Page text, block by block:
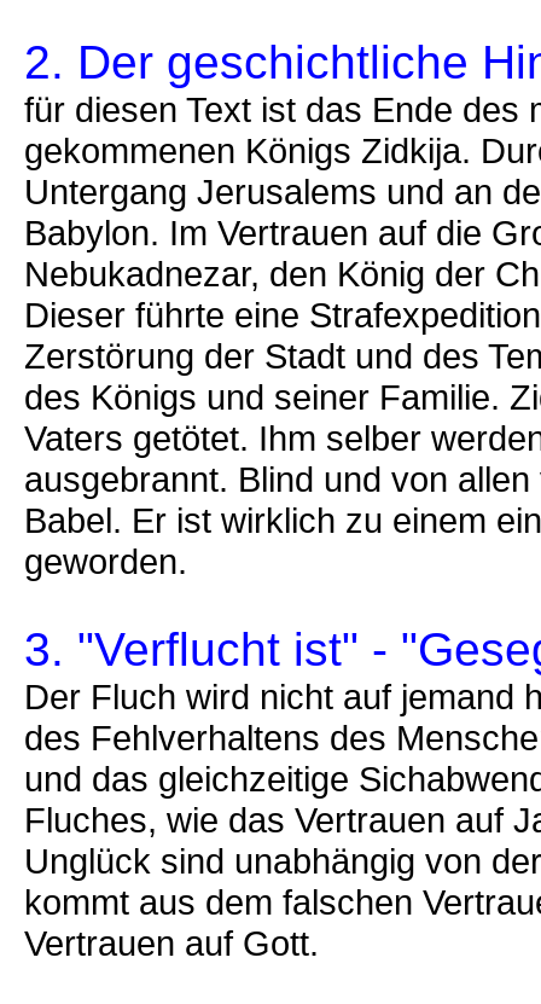
2. Der geschichtliche
für diesen Text ist das Ende des
gekommenen Königs Zidkija.
Untergang Jerusalems und an
Babylon. Im Vertrauen auf die
Nebukadnezar, den König der
Dieser führte eine
Zerstörung der Stadt und des
des Königs und seiner Familie.
Vaters getötet. Ihm selber
ausgebrannt. Blind und von
Babel. Er ist wirklich zu einem
geworden.
3. "Verflucht ist" -
Der Fluch wird nicht auf jemand
des Fehlverhaltens des
und das gleichzeitige
Fluches, wie das Vertrauen auf
Unglück sind unabhängig von
kommt aus dem falschen
Vertrauen auf Gott.